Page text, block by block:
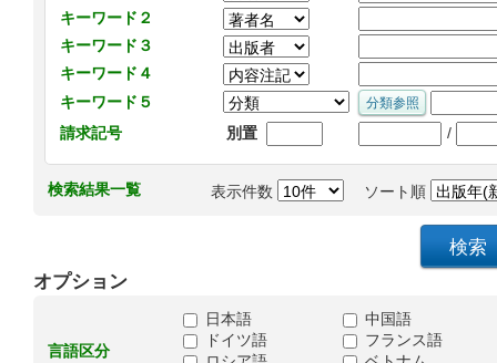
キーワード２
キーワード３
キーワード４
キーワード５
請求記号
別置 /
検索結果一覧 表示件数 ソート順
オプション
言語区分
日本語
中国語
ドイツ語
フランス語